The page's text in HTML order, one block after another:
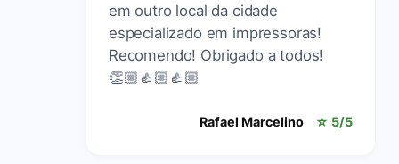
em outro local da cidade
especializado em impressoras!
Recomendo! Obrigado a todos!
👏🏼👍🏼👍🏼
Rafael Marcelino ☆ 5/5